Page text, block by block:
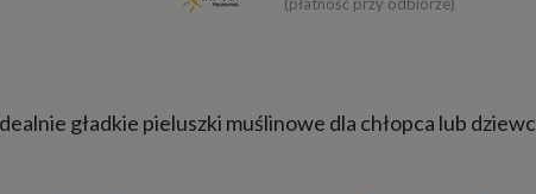
(płatność przy odbiorze)
gładkie pieluszki muślinowe dla chłopca lub